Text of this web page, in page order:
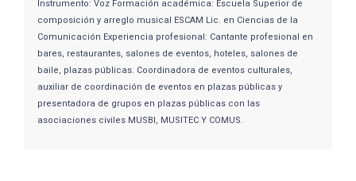
Instrumento: Voz Formación académica: Escuela Superior de
composición y arreglo musical ESCAM Lic. en Ciencias de la
Comunicación Experiencia profesional: Cantante profesional en
bares, restaurantes, salones de eventos, hoteles, salones de
baile, plazas públicas. Coordinadora de eventos culturales,
auxiliar de coordinación de eventos en plazas públicas y
presentadora de grupos en plazas públicas con las
asociaciones civiles MUSBI, MUSITEC Y COMUS.